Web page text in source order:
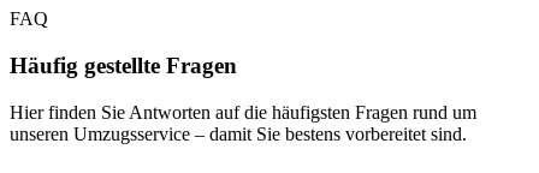
FAQ
Häufig gestellte Fragen
Hier finden Sie Antworten auf die häufigsten Fragen rund um
unseren Umzugsservice – damit Sie bestens vorbereitet sind.